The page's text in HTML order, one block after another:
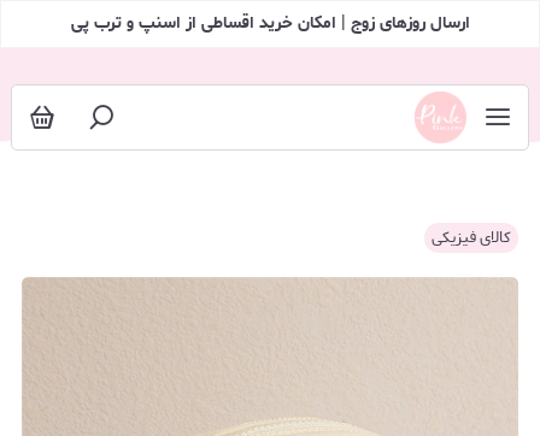
ارسال روزهای زوج | امکان خرید اقساطی از اسنپ و ترب پی
کالای فیزیکی